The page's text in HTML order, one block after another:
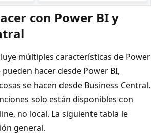
con Power BI y
múltiples características de Power
pueden hacer desde Power BI,
se hacen desde Business Central.
solo están disponibles con
no local. La siguiente tabla le
general.